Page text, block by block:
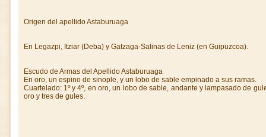
Origen del apellido Astaburuaga
En Legazpi, Itziar (Deba) y Gatzaga-Salinas de Leniz (en Guipuzcoa).
Escudo de Armas del Apellido Astaburuaga
En oro, un espino de sinople, y un lobo de sable empinado a sus ramas.
Cuartelado: 1º y 4º, en oro, un lobo de sable, andante y lampasado de
oro y tres de gules.